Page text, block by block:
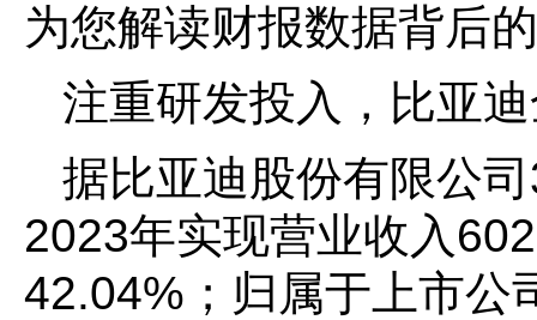
为您解读财报数据背后
注重研发投入，比亚
据比亚迪股份有限公
2023年实现营业收入
42.04%；归属于上市公